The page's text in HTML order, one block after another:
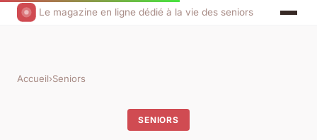
Le magazine en ligne dédié à la vie des seniors
Accueil›Seniors
SENIORS